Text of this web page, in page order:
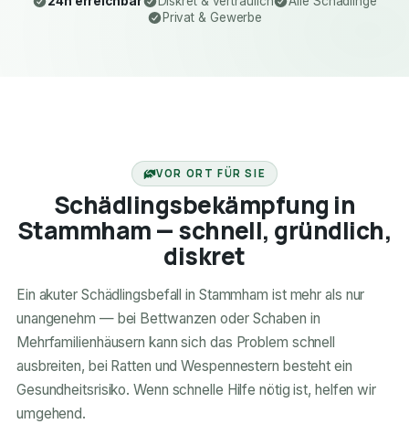
Privat & Gewerbe
VOR ORT FÜR SIE
Schädlingsbekämpfung in
Stammham — schnell, gründlich,
diskret
Ein akuter Schädlingsbefall in Stammham ist mehr als nur
unangenehm — bei Bettwanzen oder Schaben in
Mehrfamilienhäusern kann sich das Problem schnell
ausbreiten, bei Ratten und Wespennestern besteht ein
Gesundheitsrisiko. Wenn schnelle Hilfe nötig ist, helfen wir
umgehend.